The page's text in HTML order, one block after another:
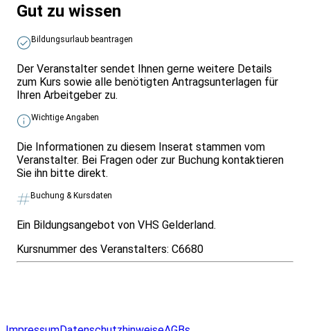
Gut zu wissen
Bildungsurlaub beantragen
Der Veranstalter sendet Ihnen gerne weitere Details
zum Kurs sowie alle benötigten Antragsunterlagen für
Ihren Arbeitgeber zu.
Wichtige Angaben
Die Informationen zu diesem Inserat stammen vom
Veranstalter. Bei Fragen oder zur Buchung kontaktieren
Sie ihn bitte direkt.
Buchung & Kursdaten
Ein Bildungsangebot von VHS Gelderland.
Kursnummer des Veranstalters: C6680